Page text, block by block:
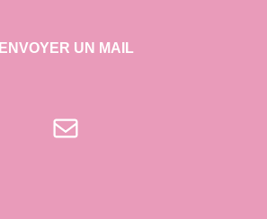
ENVOYER UN MAIL
E-mail